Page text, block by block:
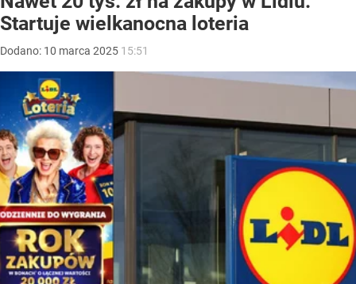
Startuje wielkanocna loteria
Dodano: 10 marca 2025 15:51